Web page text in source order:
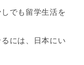
でも留学生活を
には、日本にい